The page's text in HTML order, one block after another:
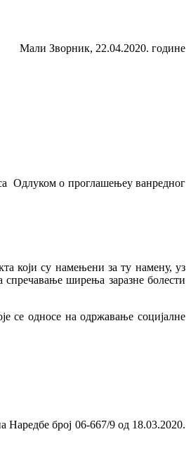
Мали Зворник, 22.04.2020. године
Одлуком о проглашењеу ванредног
који су намењени за ту намену, уз
спречавање ширења заразне болести
се односе на одржавање социјалне
број 06-667/9 од 18.03.2020.